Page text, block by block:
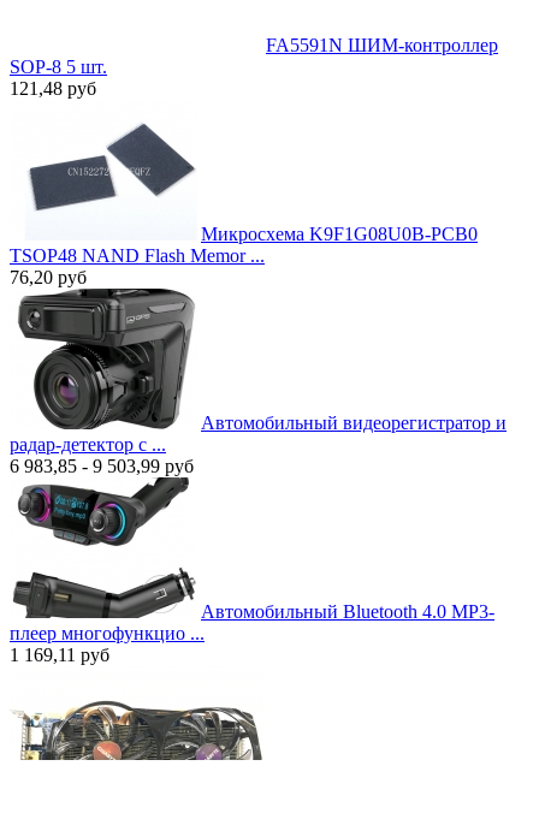
FA5591N ШИМ-контроллер
SOP-8 5 шт.
121,48 руб
Микросхема K9F1G08U0B-PCB0
TSOP48 NAND Flash Memor ...
76,20 руб
Автомобильный видеорегистратор и
радар-детектор с ...
6 983,85 - 9 503,99 руб
Автомобильный Bluetooth 4.0 MP3-
плеер многофункцио ...
1 169,11 руб